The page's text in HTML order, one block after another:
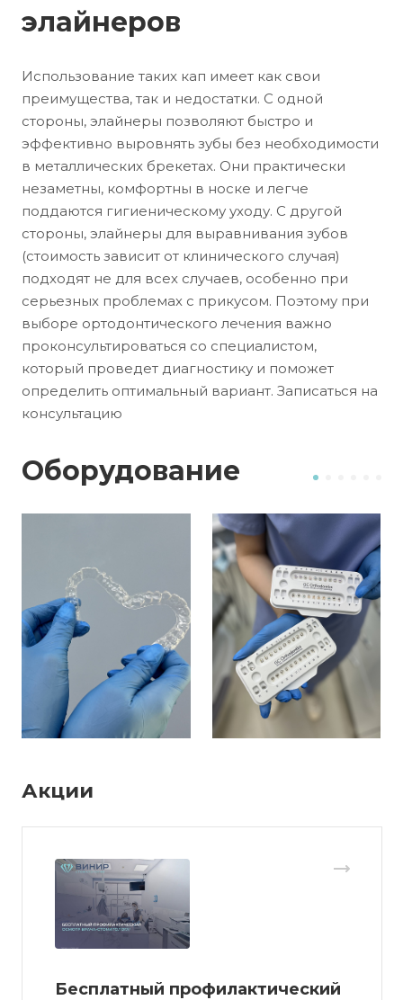
элайнеров
Использование таких кап имеет как свои
преимущества, так и недостатки. С одной
стороны, элайнеры позволяют быстро и
эффективно выровнять зубы без необходимости
в металлических брекетах. Они практически
незаметны, комфортны в носке и легче
поддаются гигиеническому уходу. С другой
стороны, элайнеры для выравнивания зубов
(стоимость зависит от клинического случая)
подходят не для всех случаев, особенно при
серьезных проблемах с прикусом. Поэтому при
выборе ортодонтического лечения важно
проконсультироваться со специалистом,
который проведет диагностику и поможет
определить оптимальный вариант. Записаться на
консультацию
Оборудование
Акции
Бесплатный профилактический